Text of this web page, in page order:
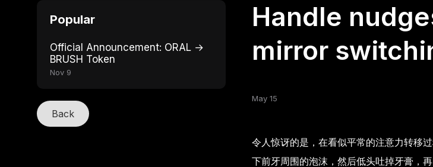
Popular
Official Announcement: ORAL →
BRUSH Token
Nov 9
Back
Handle
mirror
May 15
令人惊讶的是，在看似平常的注意力转移
下前牙周围的泡沫，然后低头吐掉牙膏，